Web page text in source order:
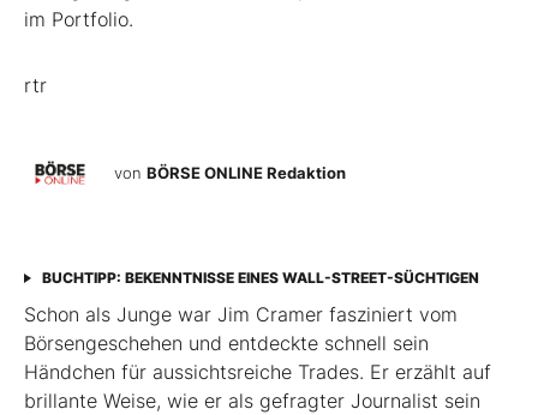
im Portfolio.
rtr
von BÖRSE ONLINE Redaktion
BUCHTIPP: BEKENNTNISSE EINES WALL-STREET-SÜCHTIGEN
Schon als Junge war Jim Cramer fasziniert vom
Börsengeschehen und entdeckte schnell sein
Händchen für aussichtsreiche Trades. Er erzählt auf
brillante Weise, wie er als gefragter Journalist sein